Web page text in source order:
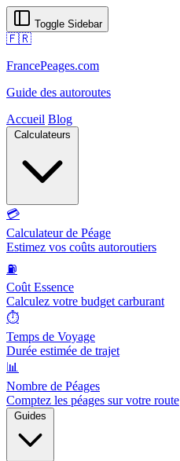
Toggle Sidebar
🇫🇷
FrancePeages.com
Guide des autoroutes
Accueil Blog
Calculateurs
💳
Calculateur de Péage
Estimez vos coûts autoroutiers
⛽
Coût Essence
Calculez votre budget carburant
⏱️
Temps de Voyage
Durée estimée de trajet
📊
Nombre de Péages
Comptez les péages sur votre route
Guides